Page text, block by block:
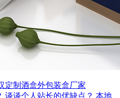
定制酒盒外包装盒厂家
谈谈个人站长的优缺点？ 本地